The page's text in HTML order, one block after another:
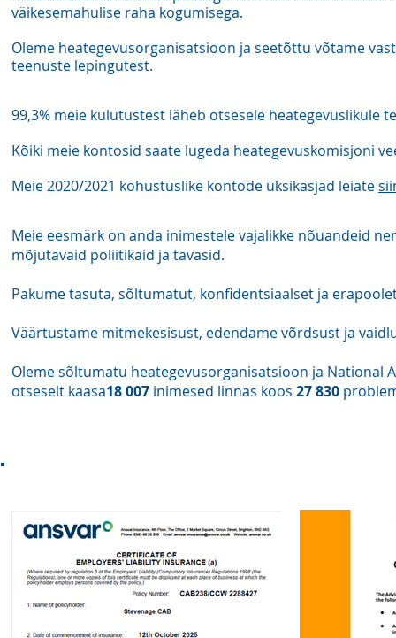
väikesemahulise raha kogumisega.
Oleme heategevusorganisatsioon ja seetõttu võtame
teenuste lepingutest.
99,3% meie kulutustest läheb otsesele heategevuslikule
Kõiki meie kontosid saate lugeda heategevuskomisjoni
Meie 2020/2021 kohustuslike kontode üksikasjad leiate
Meie eesmärk on anda inimestele vajalikke nõuandeid
mõjutavaid poliitikaid ja tavasid.
Pakume tasuta, sõltumatut, konfidentsiaalset ja
Väärtustame mitmekesisust, edendame võrdsust ja
Oleme sõltumatu heategevusorganisatsioon ja National
otseselt kaasa18 007 inimesed linnas koos 27 830